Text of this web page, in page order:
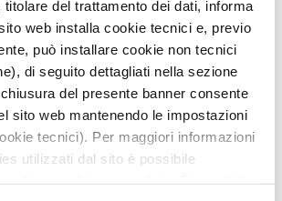
del trattamento dei dati, informa
web installa cookie tecnici e, previo
può installare cookie non tecnici
di seguito dettagliati nella sezione
del presente banner consente
sito web mantenendo le impostazioni
tecnici). Per maggiori informazioni
utilizzati dal sito è possibile